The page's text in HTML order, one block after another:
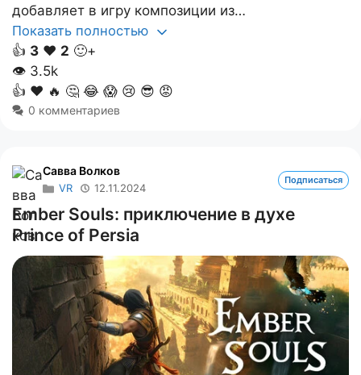
добавляет в игру композиции из…
Показать полностью
👍 3 ❤️ 2 🙂+
👁 3.5k
👍 ❤️ 🔥 🤔 😂 😱 😢 😎 😡
0 комментариев
Савва Волков
VR 12.11.2024
Подписаться
Ember Souls: приключение в духе
Prince of Persia